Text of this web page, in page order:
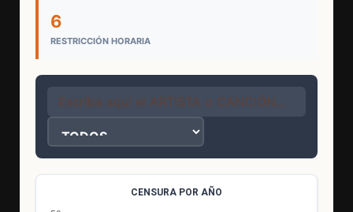
6
RESTRICCIÓN HORARIA
CENSURA POR AÑO